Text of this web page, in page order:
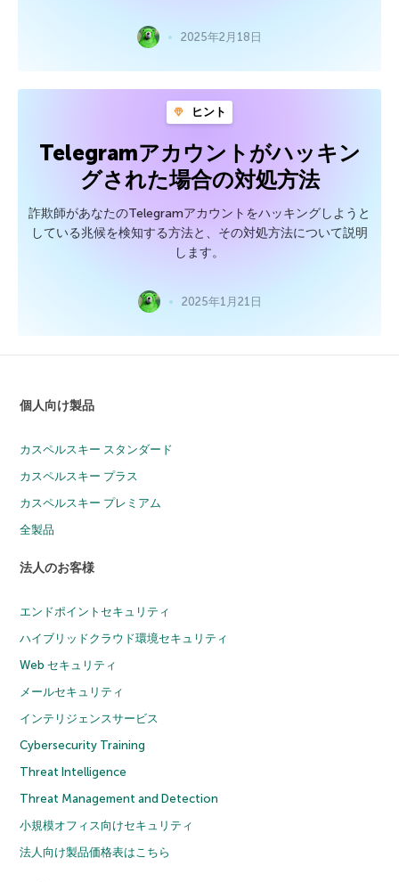
2025年2月18日
ヒント
Telegramアカウントがハッキン
グされた場合の対処方法
詐欺師があなたのTelegramアカウントをハッキングしようと
している兆候を検知する方法と、その対処方法について説明
します。
2025年1月21日
個人向け製品
カスペルスキー スタンダード
カスペルスキー プラス
カスペルスキー プレミアム
全製品
法人のお客様
エンドポイントセキュリティ
ハイブリッドクラウド環境セキュリティ
Web セキュリティ
メールセキュリティ
インテリジェンスサービス
Cybersecurity Training
Threat Intelligence
Threat Management and Detection
小規模オフィス向けセキュリティ
法人向け製品価格表はこちら